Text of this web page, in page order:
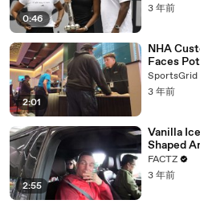
0:46
3 年前
2:01
NHA
Faces
SportsGrid
3 年前
2:55
Vanilla
Shaped
FACTZ
3 年前